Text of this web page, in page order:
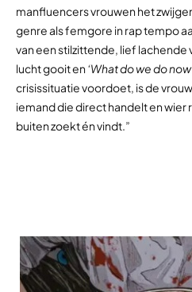
manfluencers vrouwen het
genre als femgore in rap tempo
van een stilzittende, lief lachende
lucht gooit en ‘What do we do
crisissituatie voordoet, is de
iemand die direct handelt en wier
buiten zoekt én vindt.”